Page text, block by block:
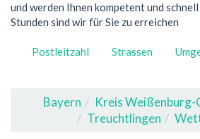
und werden Ihnen kompetent und
Stunden sind wir für Sie zu erreichen
Postleitzahl Strassen
Bayern
Kreis Weißenburg-
Treuchtlingen